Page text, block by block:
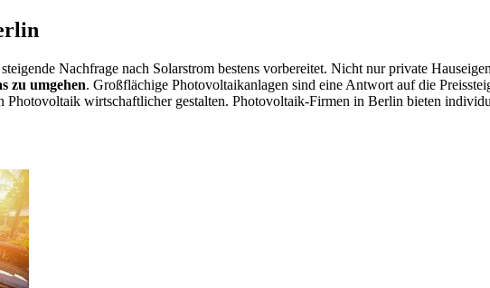
Nachfrage nach Solarstrom bestens vorbereitet. Nicht nur private
zu umgehen. Großflächige Photovoltaikanlagen sind eine Antwort auf die
Photovoltaik wirtschaftlicher gestalten. Photovoltaik-Firmen in Berlin bieten